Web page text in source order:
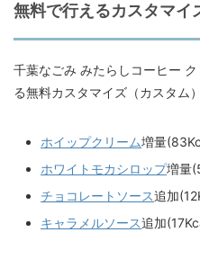
無料で行えるカスタマイ
千葉なごみ みたらしコーヒー
る無料カスタマイズ（カスタム
ホイップクリーム増量
ホワイトモカシロップ増量
チョコレートソース追加
キャラメルソース追加